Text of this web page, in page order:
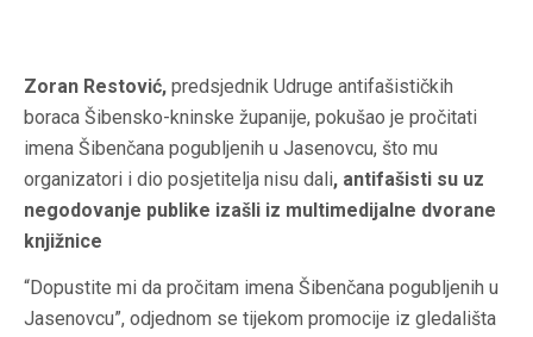
Zoran Restović, predsjednik Udruge antifašističkih
boraca Šibensko-kninske županije, pokušao je pročitati
imena Šibenčana pogubljenih u Jasenovcu, što mu
organizatori i dio posjetitelja nisu dali, antifašisti su uz
negodovanje publike izašli iz multimedijalne dvorane
knjižnice
“Dopustite mi da pročitam imena Šibenčana pogubljenih u
Jasenovcu”, odjednom se tijekom promocije iz gledališta